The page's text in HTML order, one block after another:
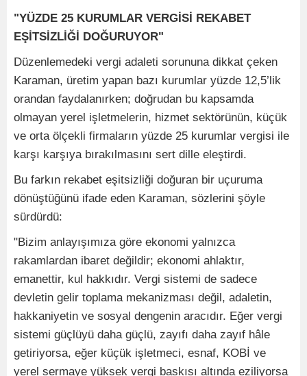
"YÜZDE 25 KURUMLAR VERGİSİ REKABET
EŞİTSİZLİĞİ DOĞURUYOR"
Düzenlemedeki vergi adaleti sorununa dikkat çeken
Karaman, üretim yapan bazı kurumlar yüzde 12,5’lik
orandan faydalanırken; doğrudan bu kapsamda
olmayan yerel işletmelerin, hizmet sektörünün, küçük
ve orta ölçekli firmaların yüzde 25 kurumlar vergisi ile
karşı karşıya bırakılmasını sert dille eleştirdi.
Bu farkın rekabet eşitsizliği doğuran bir uçuruma
dönüştüğünü ifade eden Karaman, sözlerini şöyle
sürdürdü:
"Bizim anlayışımıza göre ekonomi yalnızca
rakamlardan ibaret değildir; ekonomi ahlaktır,
emanettir, kul hakkıdır. Vergi sistemi de sadece
devletin gelir toplama mekanizması değil, adaletin,
hakkaniyetin ve sosyal dengenin aracıdır. Eğer vergi
sistemi güçlüyü daha güçlü, zayıfı daha zayıf hâle
getiriyorsa, eğer küçük işletmeci, esnaf, KOBİ ve
yerel sermaye yüksek vergi baskısı altında eziliyorsa